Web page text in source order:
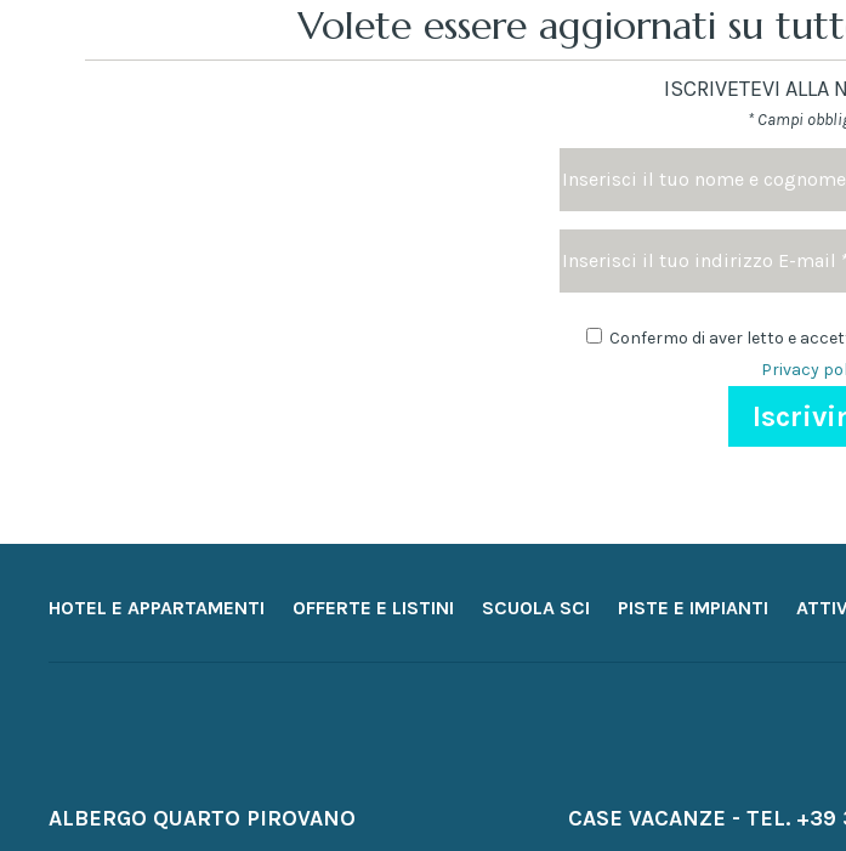
Volete essere aggiornati su
ISCRIVETEVI ALLA
* Campi
e
*
Confermo di aver letto e
Privacy
HOTEL E APPARTAMENTI OFFERTE E LISTINI SCUOLA SCI PISTE E IMPIANTI
ALBERGO QUARTO PIROVANO CASE VACANZE - TEL. +39